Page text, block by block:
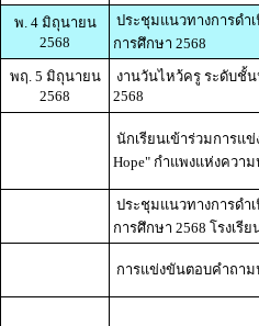
พ. 4 มิถุนายน
2568
ประชุมแนวทางการดำ
การศึกษา 2568
พฤ. 5 มิถุนายน
2568
งานวันไหว้ครู ระดับชั้
2568
นักเรียนเข้าร่วมการแ
Hope" กำแพงแห่งความ
ประชุมแนวทางการดำ
การศึกษา 2568 โรงเรี
การแข่งขันตอบคำถา